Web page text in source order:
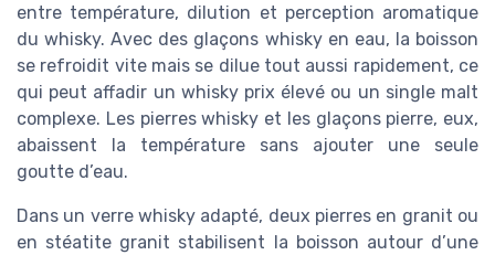
entre température, dilution et perception aromatique
du whisky. Avec des glaçons whisky en eau, la boisson
se refroidit vite mais se dilue tout aussi rapidement, ce
qui peut affadir un whisky prix élevé ou un single malt
complexe. Les pierres whisky et les glaçons pierre, eux,
abaissent la température sans ajouter une seule
goutte d’eau.
Dans un verre whisky adapté, deux pierres en granit ou
en stéatite granit stabilisent la boisson autour d’une